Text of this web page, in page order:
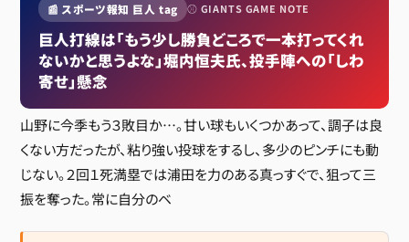
📰 スポーツ報知 巨人 tag ⚾ GIANTS GAME NOTE
巨人打線は「もう少し勝負どころで一本打ってくれ
ないかと思うよな」堀内恒夫氏、投手陣への「しわ
寄せ」懸念
山野に今季もう３敗目か…。甘い球もいくつかあって、調子は良
くない方だったが、粘り強い投球をするし、多少のピンチにも動
じない。２回１死満塁では浦田を力のある真っすぐで、狙って三
振を奪った。常に自分のベ